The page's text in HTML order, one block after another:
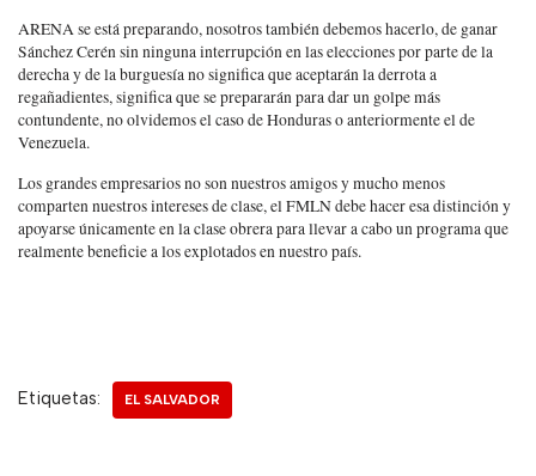
ARENA se está preparando, nosotros también debemos hacerlo, de ganar
Sánchez Cerén sin ninguna interrupción en las elecciones por parte de la
derecha y de la burguesía no significa que aceptarán la derrota a
regañadientes, significa que se prepararán para dar un golpe más
contundente, no olvidemos el caso de Honduras o anteriormente el de
Venezuela.
Los grandes empresarios no son nuestros amigos y mucho menos
comparten nuestros intereses de clase, el FMLN debe hacer esa distinción y
apoyarse únicamente en la clase obrera para llevar a cabo un programa que
realmente beneficie a los explotados en nuestro país.
Etiquetas: EL SALVADOR